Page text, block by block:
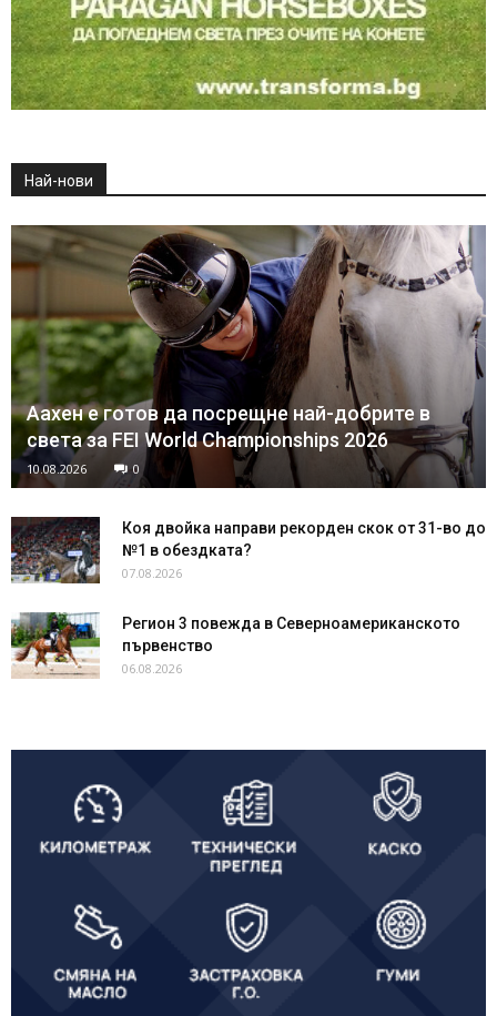
Най-нови
Аахен е готов да посрещне най-добрите в
света за FEI World Championships 2026
10.08.2026 0
Коя двойка направи рекорден скок от 31-во до
№1 в обездката?
07.08.2026
Регион 3 повежда в Северноамериканското
първенство
06.08.2026